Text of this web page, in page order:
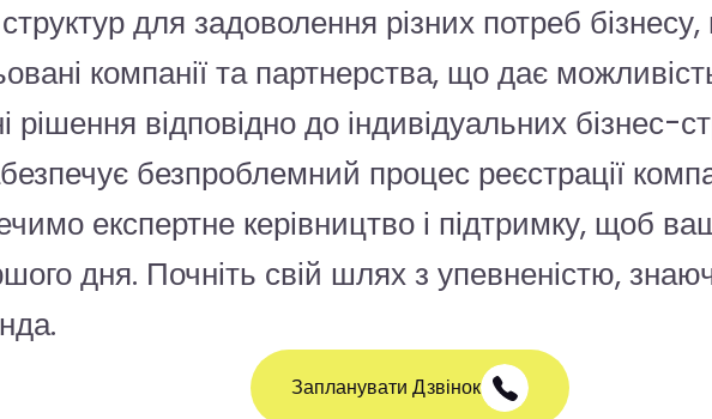
для задоволення різних потреб
компанії та партнерства, що дає
рішення відповідно до індивідуальних бізнес-
безпроблемний процес реєстрації
експертне керівництво і підтримку, щоб
дня. Почніть свій шлях з упевненістю,
Запланувати Дзвінок